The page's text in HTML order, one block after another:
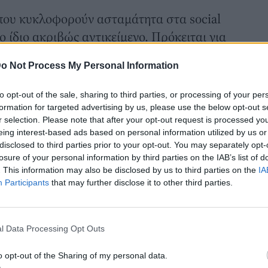
Not Process My Personal Information
opt-out of the sale, sharing to third parties, or processing of your
for targeted advertising by us, please use the below opt-out
selection. Please note that after your opt-out request is processed
interest-based ads based on personal information utilized by us
to third parties prior to your opt-out. You may separately
of your personal information by third parties on the IAB’s list of
This information may also be disclosed by us to third parties on the
Participants that may further disclose it to other third parties.
Data Processing Opt Outs
opt-out of the Sharing of my personal data.
κυκλοφορούν ασταμάτητα στα social
ακριβώς αντικείμενο. Πρόκειται για
κομμάτι εσωτερικού
των 19,99€.
που αλλάζει τη διακόσμηση
έχει βρει τη θέση του τόσο σε μικρά
εξελισσόμενο σε ένα πραγματικό
κοινωνικής δικτύωσης.